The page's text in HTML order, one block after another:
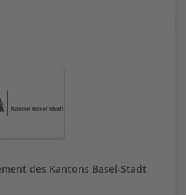
des Kantons Basel-Stadt